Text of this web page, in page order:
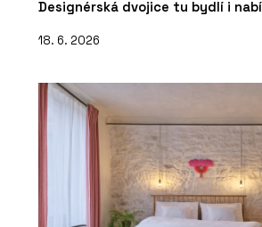
Designérská dvojice tu bydlí i
18. 6. 2026